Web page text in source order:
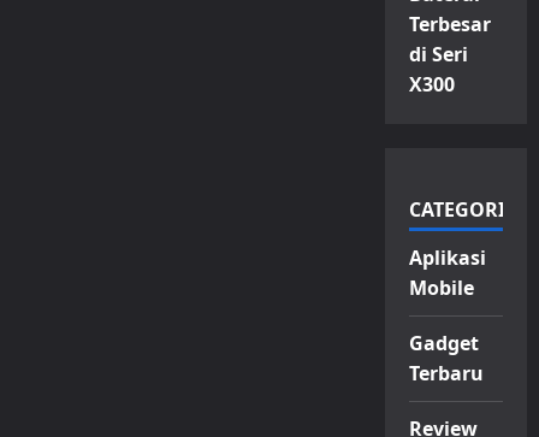
Terbesar
di Seri
X300
CATEGORIES
Aplikasi
Mobile
Gadget
Terbaru
Review